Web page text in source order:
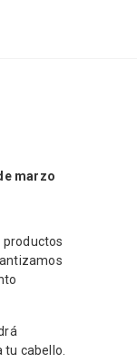
marzo
productos
cabello.